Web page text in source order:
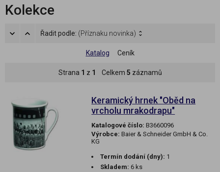
Kolekce
Řadit podle: (Příznaku novinka)
Katalog Ceník
Strana 1 z 1 Celkem 5 záznamů
Keramický hrnek "Oběd na
vrcholu mrakodrapu"
Katalogové číslo: B3660096
Výrobce: Baier & Schneider GmbH & Co.
KG
Termín dodání (dny): 1
Skladem: 6 ks